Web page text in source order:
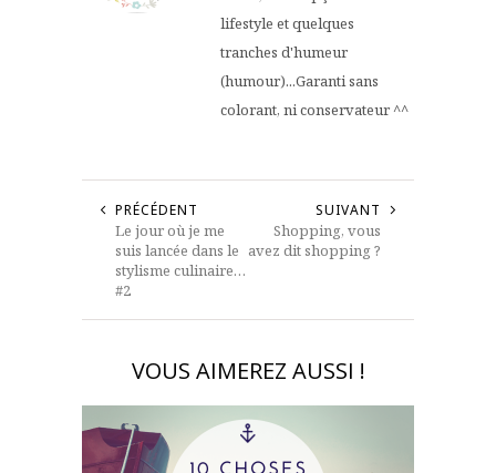
lifestyle et quelques
tranches d'humeur
(humour)...Garanti sans
colorant, ni conservateur ^^
PRÉCÉDENT
Le jour où je me
suis lancée dans le
stylisme culinaire…
#2
SUIVANT
Shopping, vous
avez dit shopping ?
VOUS AIMEREZ AUSSI !